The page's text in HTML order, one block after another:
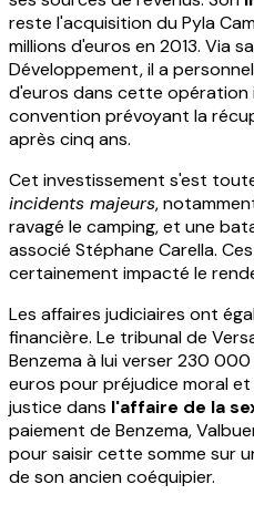
reste l'acquisition du Pyla
millions d'euros en 2013. Via
Développement, il a
d'euros dans cette opération
convention prévoyant la
après cinq ans.
Cet investissement s'est
incidents majeurs,
ravagé le camping, et une
associé Stéphane Carella.
certainement impacté le
Les affaires judiciaires ont
financière. Le tribunal de
Benzema à lui verser 230
euros pour préjudice moral
justice dans l'affaire de la
paiement de Benzema,
pour saisir cette somme sur
de son ancien coéquipier.